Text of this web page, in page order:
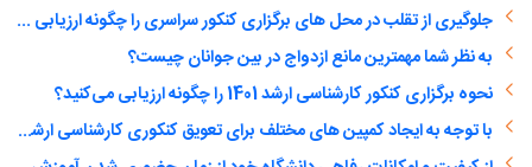
جلوگیری از تقلب در محل های برگزاری کنکور سراسری را چگونه ارزیابی می کنید؟
به نظر شما مهمترین مانع ازدواج در بین جوانان چیست؟
نحوه برگزاری کنکور کارشناسی ارشد 1401 را چگونه ارزیابی می‌کنید؟
با توجه به ایجاد کمپین های مختلف برای تعویق کنکوری کارشناسی ارشد، آیا با تعویق آن موافق هستید؟